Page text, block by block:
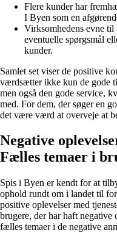
Flere kunder har
I Byen som en
Virksomhedens evne
eventuelle spørgsmål
kunder.
Samlet set viser de positive
værdsætter ikke kun de gode
men også den gode service,
med. For dem, der søger en
det være værd at overveje at
Negative
Fælles temaer i
Spis i Byen er kendt for at
ophold rundt om i landet til
positive oplevelser med
brugere, der har haft negative
fælles temaer i de negative